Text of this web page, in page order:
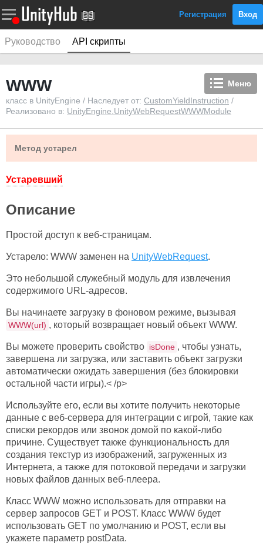
Регистрация Вход
Руководство API скрипты
Меню
WWW
класс в UnityEngine / Наследует от: CustomYieldInstruction /
Реализовано в: UnityEngine.UnityWebRequestWWWModule
Метод устарел
Устаревший
Описание
Простой доступ к веб-страницам.
Устарело: WWW заменен на UnityWebRequest.
Это небольшой служебный модуль для извлечения
содержимого URL-адресов.
Вы начинаете загрузку в фоновом режиме, вызывая
WWW(url) , который возвращает новый объект WWW.
Вы можете проверить свойство isDone , чтобы узнать,
завершена ли загрузка, или заставить объект загрузки
автоматически ожидать завершения (без блокировки
остальной части игры).< /p>
Используйте его, если вы хотите получить некоторые
данные с веб-сервера для интеграции с игрой, такие как
списки рекордов или звонок домой по какой-либо
причине. Существует также функциональность для
создания текстур из изображений, загруженных из
Интернета, а также для потоковой передачи и загрузки
новых файлов данных веб-плеера.
Класс WWW можно использовать для отправки на
сервер запросов GET и POST. Класс WWW будет
использовать GET по умолчанию и POST, если вы
укажете параметр postData.